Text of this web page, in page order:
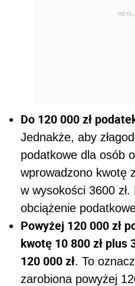
Do 120 000 zł
Jednakże, aby
podatkowe dla osób
wprowadzono kwotę
w wysokości 3600
obciążenie
Powyżej 120 000 zł
kwotę 10 800 zł plus
120 000 zł. To
zarobiona powyżej